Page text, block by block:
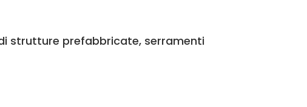
strutture prefabbricate, serramenti